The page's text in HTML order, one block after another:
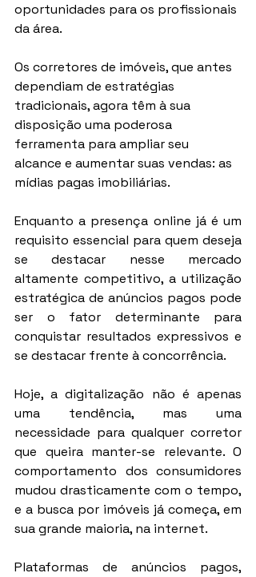
oportunidades para os profissionais
da área.
Os corretores de imóveis, que antes
dependiam de estratégias
tradicionais, agora têm à sua
disposição uma poderosa
ferramenta para ampliar seu
alcance e aumentar suas vendas: as
mídias pagas imobiliárias.
Enquanto a presença online já é um
requisito essencial para quem deseja
se destacar nesse mercado
altamente competitivo, a utilização
estratégica de anúncios pagos pode
ser o fator determinante para
conquistar resultados expressivos e
se destacar frente à concorrência.
Hoje, a digitalização não é apenas
uma tendência, mas uma
necessidade para qualquer corretor
que queira manter-se relevante. O
comportamento dos consumidores
mudou drasticamente com o tempo,
e a busca por imóveis já começa, em
sua grande maioria, na internet.
Plataformas de anúncios pagos,